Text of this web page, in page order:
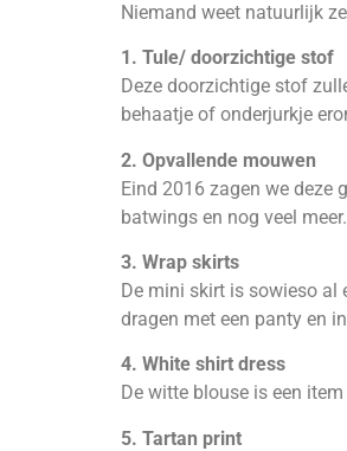
Niemand weet natuurlijk
1. Tule/ doorzichtige stof
Deze doorzichtige stof
behaatje of onderjurkje
2. Opvallende mouwen
Eind 2016 zagen we deze
batwings en nog veel meer.
3. Wrap skirts
De mini skirt is sowieso al
dragen met een panty en
4. White shirt dress
De witte blouse is een
5. Tartan print